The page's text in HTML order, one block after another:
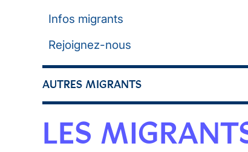
Infos migrants
Rejoignez-nous
AUTRES MIGRANTS
LES